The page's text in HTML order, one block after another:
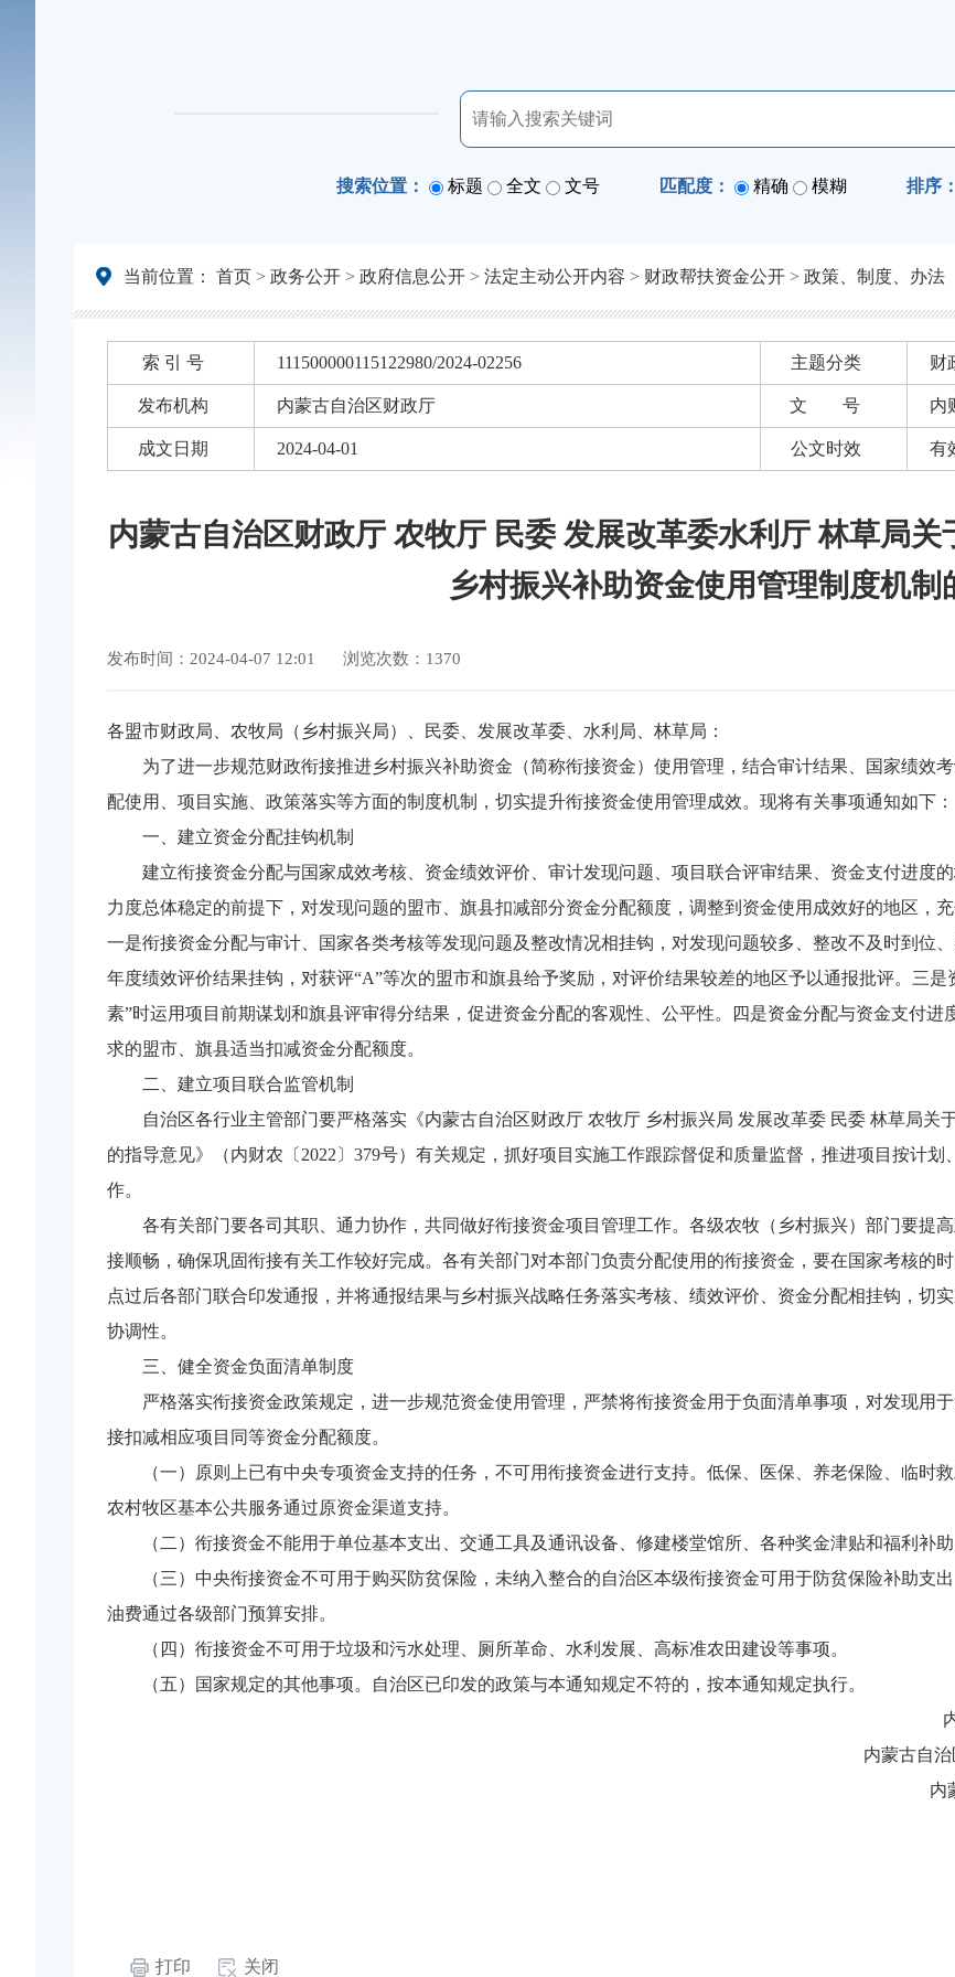
搜索位置： 标题 全文 文号 匹配度： 精确 模糊 排序：
当前位置： 首页 > 政务公开 > 政府信息公开 > 法定主动公开内容 > 财政帮扶资金公开 > 政策、制度、办法
索 引 号 111500000115122980/2024-02256 主题分类 财
发布机构 内蒙古自治区财政厅 文 号 内
成文日期 2024-04-01 公文时效 有
内蒙古自治区财政厅 农牧厅 民委 发展改革委水利厅 林草局
乡村振兴补助资金使用管理制度机制
发布时间：2024-04-07 12:01 浏览次数：1370
各盟市财政局、农牧局（乡村振兴局）、民委、发展改革委、水利局、林草局：
为了进一步规范财政衔接推进乡村振兴补助资金（简称衔接资金）使用管理，结合审计结果、国家绩效
配使用、项目实施、政策落实等方面的制度机制，切实提升衔接资金使用管理成效。现将有关事项通知如下：
一、建立资金分配挂钩机制
建立衔接资金分配与国家成效考核、资金绩效评价、审计发现问题、项目联合评审结果、资金支付进度
力度总体稳定的前提下，对发现问题的盟市、旗县扣减部分资金分配额度，调整到资金使用成效好的地区，
一是衔接资金分配与审计、国家各类考核等发现问题及整改情况相挂钩，对发现问题较多、整改不及时到位
年度绩效评价结果挂钩，对获评“A”等次的盟市和旗县给予奖励，对评价结果较差的地区予以通报批评。三
素”时运用项目前期谋划和旗县评审得分结果，促进资金分配的客观性、公平性。四是资金分配与资金支付
求的盟市、旗县适当扣减资金分配额度。
二、建立项目联合监管机制
自治区各行业主管部门要严格落实《内蒙古自治区财政厅 农牧厅 乡村振兴局 发展改革委 民委 林草局关
的指导意见》（内财农〔2022〕379号）有关规定，抓好项目实施工作跟踪督促和质量监督，推进项目按计
作。
各有关部门要各司其职、通力协作，共同做好衔接资金项目管理工作。各级农牧（乡村振兴）部门要提
接顺畅，确保巩固衔接有关工作较好完成。各有关部门对本部门负责分配使用的衔接资金，要在国家考核的
点过后各部门联合印发通报，并将通报结果与乡村振兴战略任务落实考核、绩效评价、资金分配相挂钩，切
协调性。
三、健全资金负面清单制度
严格落实衔接资金政策规定，进一步规范资金使用管理，严禁将衔接资金用于负面清单事项，对发现用
接扣减相应项目同等资金分配额度。
（一）原则上已有中央专项资金支持的任务，不可用衔接资金进行支持。低保、医保、养老保险、临时
农村牧区基本公共服务通过原资金渠道支持。
（二）衔接资金不能用于单位基本支出、交通工具及通讯设备、修建楼堂馆所、各种奖金津贴和福利补
（三）中央衔接资金不可用于购买防贫保险，未纳入整合的自治区本级衔接资金可用于防贫保险补助支
油费通过各级部门预算安排。
（四）衔接资金不可用于垃圾和污水处理、厕所革命、水利发展、高标准农田建设等事项。
（五）国家规定的其他事项。自治区已印发的政策与本通知规定不符的，按本通知规定执行。
内蒙古自
内
打印 关闭